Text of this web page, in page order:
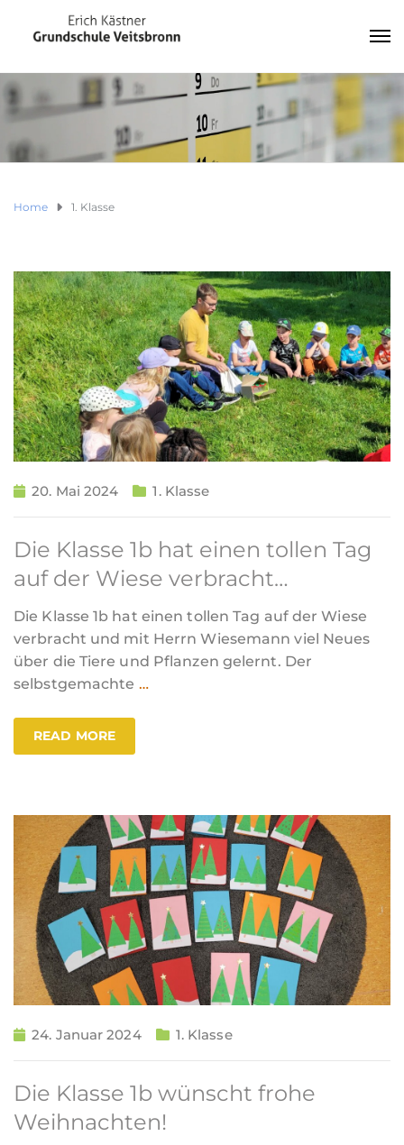
Home 1. Klasse
20. Mai 2024 1. Klasse
Die Klasse 1b hat einen tollen Tag
auf der Wiese verbracht…
Die Klasse 1b hat einen tollen Tag auf der Wiese
verbracht und mit Herrn Wiesemann viel Neues
über die Tiere und Pflanzen gelernt. Der
selbstgemachte …
READ MORE
24. Januar 2024 1. Klasse
Die Klasse 1b wünscht frohe
Weihnachten!